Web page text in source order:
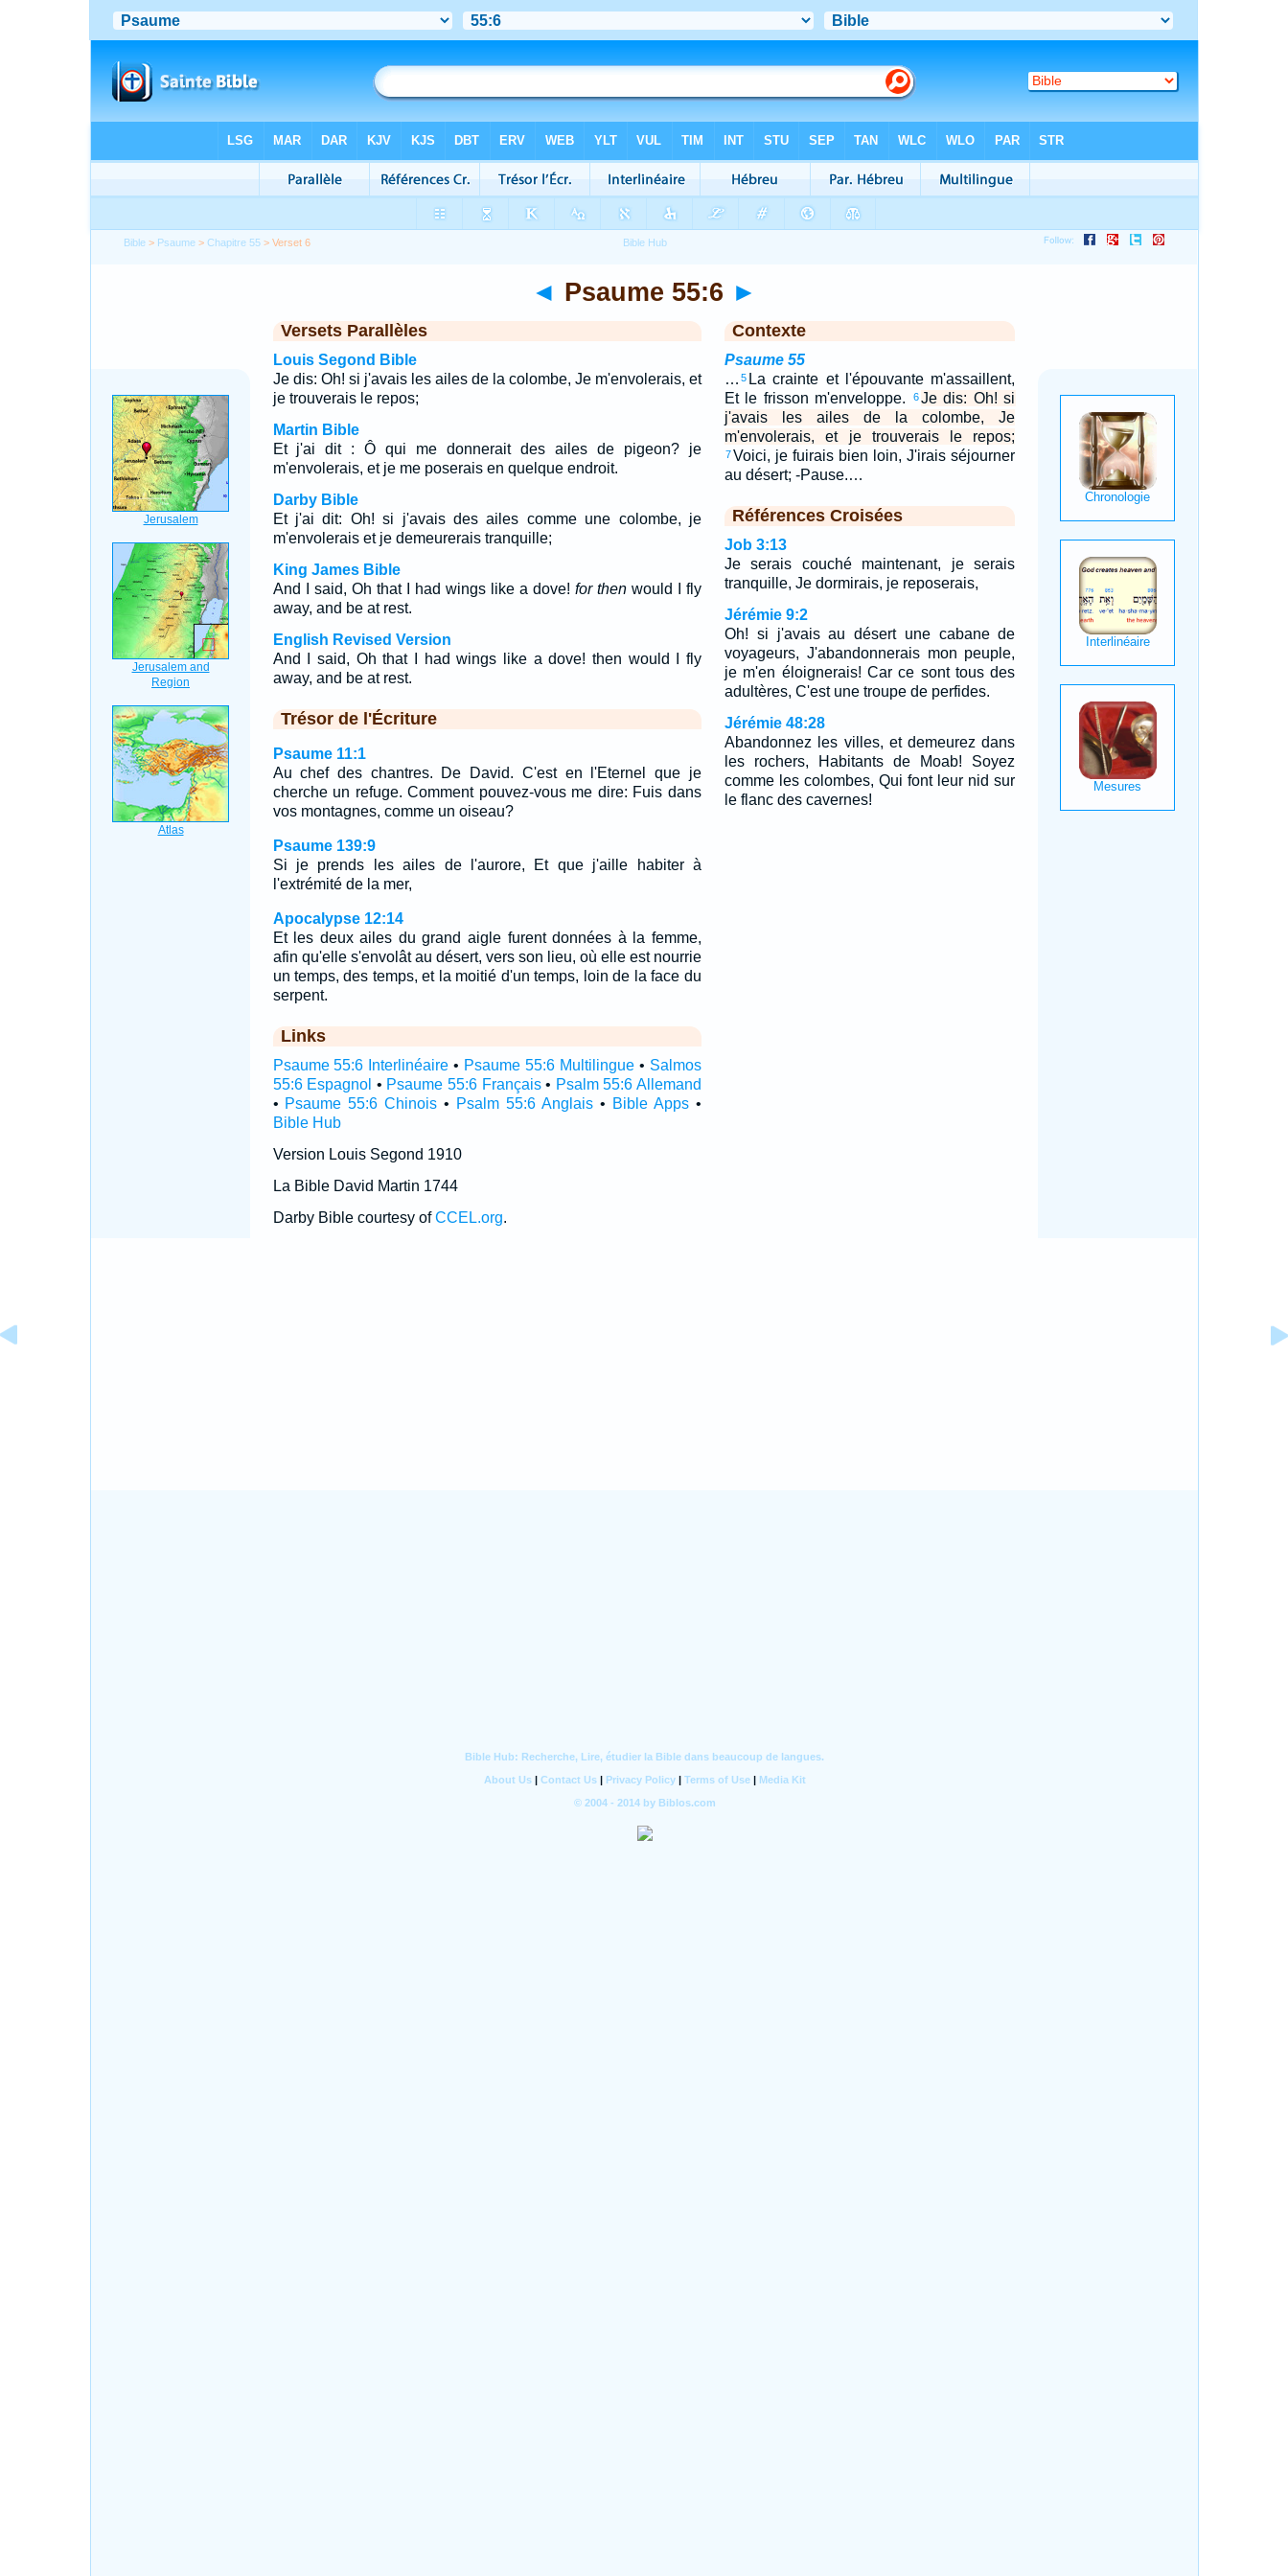
Bible > Psaume >Chapitre 55 > Verset 6
◄ Psaume 55:6 ►
Versets Parallèles
Louis Segond Bible
Je dis: Oh! si j'avais les ailes de la colombe, Je m'envolerais, et
je trouverais le repos;
Martin Bible
Et j'ai dit : Ô qui me donnerait des ailes de pigeon? je
m'envolerais, et je me poserais en quelque endroit.
Darby Bible
Et j'ai dit: Oh! si j'avais des ailes comme une colombe, je
m'envolerais et je demeurerais tranquille;
King James Bible
And I said, Oh that I had wings like a dove! for thenwould I fly
away, and be at rest.
English Revised Version
And I said, Oh that I had wings like a dove! then would I fly
away, and be at rest.
Trésor de l'Écriture
Psaume 11:1
Au chef des chantres. De David. C'est en l'Eternel que je
cherche un refuge. Comment pouvez-vous me dire: Fuis dans
vos montagnes, comme un oiseau?
Psaume 139:9
Si je prends les ailes de l'aurore, Et que j'aille habiter à
l'extrémité de la mer,
Apocalypse 12:14
Et les deux ailes du grand aigle furent données à la femme,
afin qu'elle s'envolât au désert, vers son lieu, où elle est nourrie
un temps, des temps, et la moitié d'un temps, loin de la face du
serpent.
Links
Psaume 55:6 Interlinéaire • Psaume 55:6 Multilingue • Salmos
55:6 Espagnol • Psaume 55:6 Français• Psalm 55:6 Allemand
• Psaume 55:6 Chinois • Psalm 55:6 Anglais • Bible Apps •
Bible Hub
Version Louis Segond 1910
La Bible David Martin 1744
Darby Bible courtesy ofCCEL.org.
Contexte
Psaume 55
… 5 La crainte et l'épouvante m'assaillent,
Et le frisson m'enveloppe.
6Je dis: Oh! si
j'avais les ailes de la colombe, Je
m'envolerais, et je trouverais le repos;
7Voici, je fuirais bien loin, J'irais séjourner
au désert; -Pause.…
Références Croisées
Job 3:13
Je serais couché maintenant, je serais
tranquille, Je dormirais, je reposerais,
Jérémie 9:2
Oh! si j'avais au désert une cabane de
voyageurs, J'abandonnerais mon peuple,
je m'en éloignerais! Car ce sont tous des
adultères, C'est une troupe de perfides.
Jérémie 48:28
Abandonnez les villes, et demeurez dans
les rochers, Habitants de Moab! Soyez
comme les colombes, Qui font leur nid sur
le flanc des cavernes!